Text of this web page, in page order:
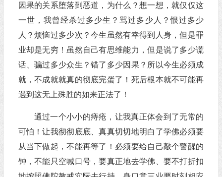
因果的关系堕落到恶道，为什么？想一想，就仅仅这
一世，我曾经杀过多少生？骂过多少人？恨过多少
人？烦恼过多少次？今生虽然有幸得到人身，但是罪
业却是无穷！虽然自己有思维能力，但是说了多少谎
话、骗过多少众生？错了多少因果？所以今生必须成
就，不成就就真的彻底完蛋了！死后根本就不可能再
遇到这无上殊胜的如来正法了！
通过一个小小的痔疮，让我真正体会到了无常的
可怕！让我彻彻底底、真真切切地明白了学佛必须要
从当下做起，不能再等了！必须要给自己敲个警醒的
钟，不能只空喊口号，要真正地去学佛、要不打折扣